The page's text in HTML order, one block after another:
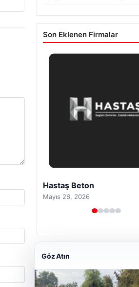
Son Eklenen Firmalar
Prenses Night Club
Nisan 29, 2026
Göz Atın